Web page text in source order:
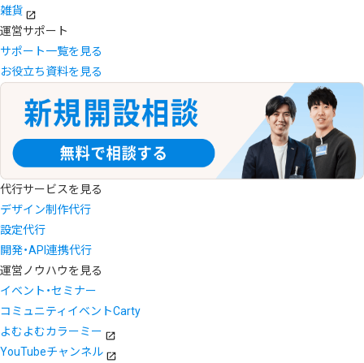
雑貨
運営サポート
サポート一覧を見る
お役立ち資料を見る
代行サービスを見る
デザイン制作代行
設定代行
開発・API連携代行
運営ノウハウを見る
イベント・セミナー
コミュニティイベントCarty
よむよむカラーミー
YouTubeチャンネル